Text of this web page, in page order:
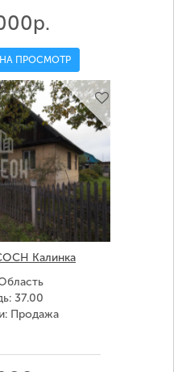
ПРОСМОТР
Калинка
37.00
Продажа